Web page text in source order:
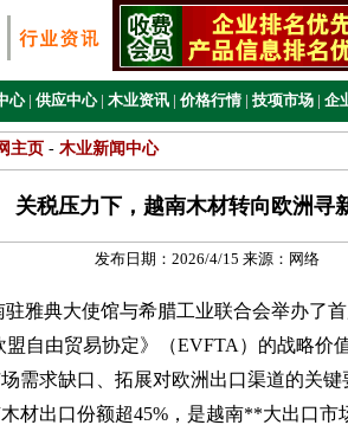
心 | 供应中心 | 木业资讯 | 价格行情 | 技项市场 | 企
主页 - 木业新闻中心
关税压力下，越南木材转向欧洲寻
发布日期： 2026/4/15 来源： 网络
雅典大使馆与希腊工业联合会举办了
自由贸易协定》（EVFTA）的战略价
需求缺口、拓展对欧洲出口渠道的关键
材出口份额超45%，是越南**大出口市